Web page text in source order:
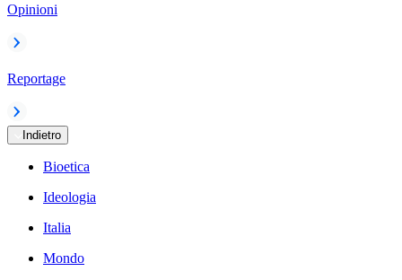
Opinioni
Reportage
Indietro
Bioetica
Ideologia
Italia
Mondo